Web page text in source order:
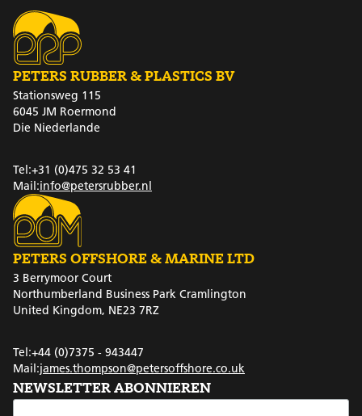
PETERS RUBBER & PLASTICS BV
Stationsweg 115
6045 JM Roermond
Die Niederlande
Tel:+31 (0)475 32 53 41
Mail:info@petersrubber.nl
PETERS OFFSHORE & MARINE LTD
3 Berrymoor Court
Northumberland Business Park Cramlington
United Kingdom, NE23 7RZ
Tel:+44 (0)7375 - 943447
Mail:james.thompson@petersoffshore.co.uk
NEWSLETTER ABONNIEREN